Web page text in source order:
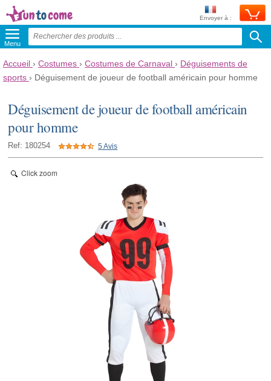
Envoyer à :
Menu
Accueil › Costumes › Costumes de Carnaval › Déguisements de
sports › Déguisement de joueur de football américain pour homme
Déguisement de joueur de football américain
pour homme
Ref: 180254 5 Avis
Click zoom